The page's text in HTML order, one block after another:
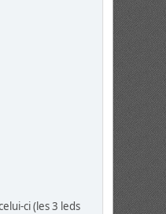
ci (les 3 leds